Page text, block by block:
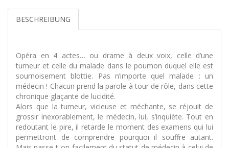
BESCHREIBUNG
Opéra en 4 actes… ou drame à deux voix, celle d’une
tumeur et celle du malade dans le poumon duquel elle est
sournoisement blottie. Pas n’importe quel malade : un
médecin ! Chacun prend la parole à tour de rôle, dans cette
chronique glaçante de lucidité.
Alors que la tumeur, vicieuse et méchante, se réjouit de
grossir inexorablement, le médecin, lui, s’inquiète. Tout en
redoutant le pire, il retarde le moment des examens qui lui
permettront de comprendre pourquoi il souffre autant.